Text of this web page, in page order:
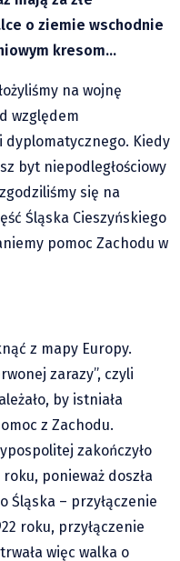
o ziemie wschodnie
kresom…
na wojnę
względem
dyplomatycznego. Kiedy
byt niepodległościowy
się na
Śląska Cieszyńskiego
pomoc Zachodu w
z mapy Europy.
zarazy”, czyli
by istniała
z Zachodu.
zakończyło
ponieważ doszła
Śląska – przyłączenie
roku, przyłączenie
więc walka o